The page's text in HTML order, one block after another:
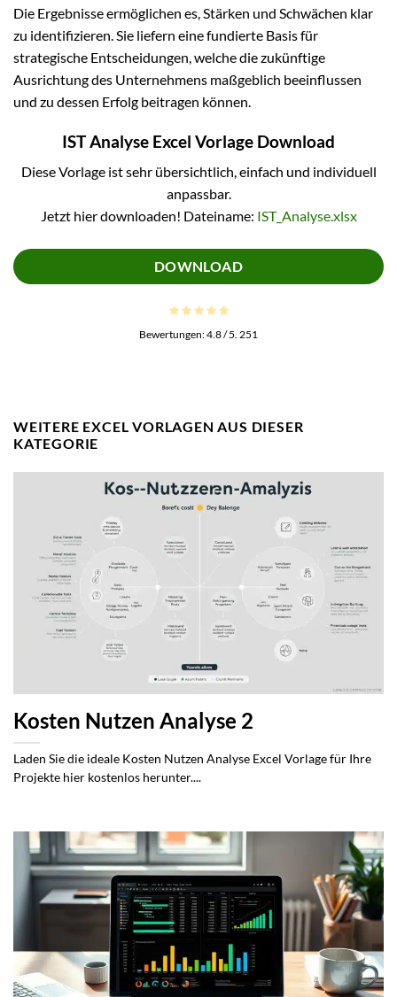
Die Ergebnisse ermöglichen es, Stärken und Schwächen klar
zu identifizieren. Sie liefern eine fundierte Basis für
strategische Entscheidungen, welche die zukünftige
Ausrichtung des Unternehmens maßgeblich beeinflussen
und zu dessen Erfolg beitragen können.
IST Analyse Excel Vorlage Download
Diese Vorlage ist sehr übersichtlich, einfach und individuell
anpassbar.
Jetzt hier downloaden! Dateiname: IST_Analyse.xlsx
DOWNLOAD
Bewertungen:4.8/ 5. 251
WEITERE EXCEL VORLAGEN AUS DIESER
KATEGORIE
Kosten Nutzen Analyse 2
Laden Sie die ideale Kosten Nutzen Analyse Excel Vorlage für Ihre
Projekte hier kostenlos herunter....